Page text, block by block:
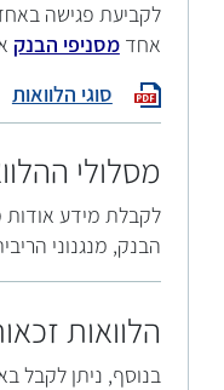
לקביעת פגישה
אחדמסניפי הבנק
סוגי הלוואות
מסלולי
לקבלת מידע
הבנק, מנגנוני
הלוואות
בנוסף, ניתן לקבל